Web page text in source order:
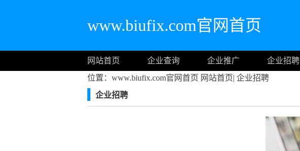
www.biufix.com官网首页
网站首页 企业查询 企业推广 企业招聘
位置：www.biufix.com官网首页 网站首页| 企业招聘
企业招聘